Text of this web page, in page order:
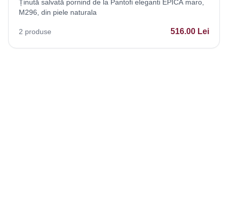
Ținută salvată pornind de la Pantofi eleganti EPICA maro,
M296, din piele naturala
2 produse 516.00 Lei